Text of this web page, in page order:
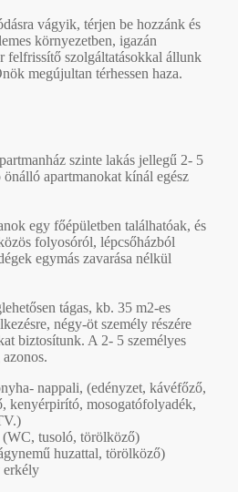
vágyik, térjen be hozzánk és
környezetben, igazán
felfrissítő szolgáltatásokkal állunk
megújultan térhessen haza.
szinte lakás jellegű 2- 5
önálló apartmanokat kínál egész
egy főépületben találhatóak, és
folyosóról, lépcsőházból
egymás zavarása nélkül
tágas, kb. 35 m2-es
négy-öt személy részére
biztosítunk. A 2- 5 személyes
nappali, (edényzet, kávéfőző,
kenyérpirító, mosogatófolyadék,
tusoló, törölköző)
huzattal, törölköző)
erkély